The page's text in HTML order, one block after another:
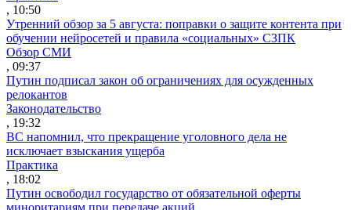
, 10:50
Утренний обзор за 5 августа: поправки о защите контента при
обучении нейросетей и правила «социальных» СЗПК
Обзор СМИ
, 09:37
Путин подписал закон об ограничениях для осужденных
релокантов
Законодательство
, 19:32
ВС напомнил, что прекращение уголовного дела не
исключает взыскания ущерба
Практика
, 18:02
Путин освободил государство от обязательной оферты
миноритариям при передаче акций